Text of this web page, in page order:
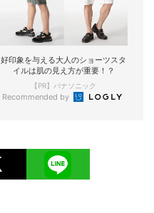
好印象を与える大人のショーツスタ
イルは肌の見え方が重要！？
【PR】パナソニック
Recommended by